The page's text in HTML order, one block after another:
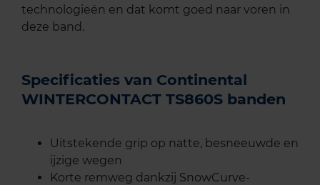
technologieën en dat komt goed naar voren in
deze band.
Specificaties van Continental
WINTERCONTACT TS860S banden
Uitstekende grip op natte, besneeuwde en
ijzige wegen
Korte remweg dankzij SnowCurve-